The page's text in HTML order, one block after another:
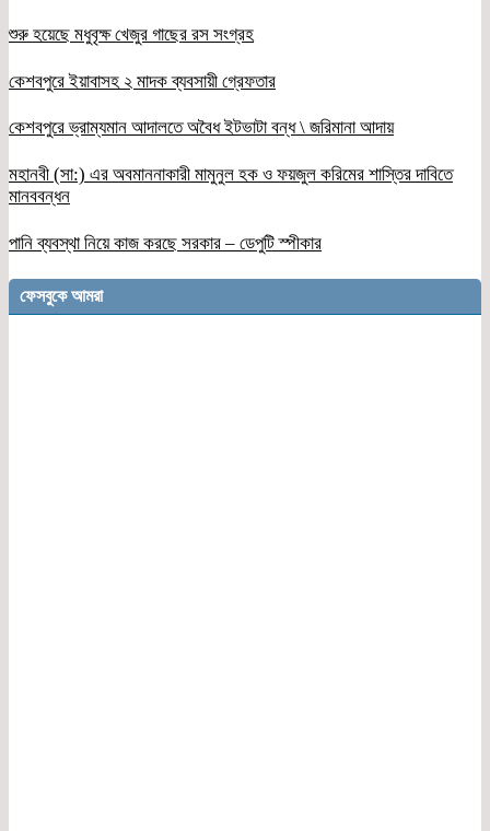
শুরু হয়েছে মধুবৃক্ষ খেজুর গাছের রস সংগ্রহ
কেশবপুরে ইয়াবাসহ ২ মাদক ব্যবসায়ী গ্রেফতার
কেশবপুরে ভ্রাম্যমান আদালতে অবৈধ ইটভাটা বন্ধ \ জরিমানা আদায়
মহানবী (সা:) এর অবমাননাকারী মামুনুল হক ও ফয়জুল করিমের শাস্তির দাবিতে
মানববন্ধন
পানি ব্যবস্থা নিয়ে কাজ করছে সরকার – ডেপুটি স্পীকার
ফেসবুকে আমরা